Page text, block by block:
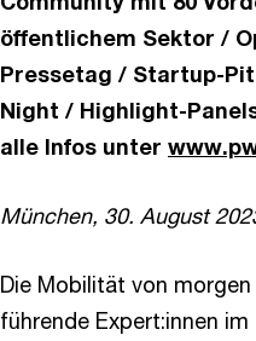
öffentlichem Sektor /
Pressetag / Startup-
Night / Highlight-
alle Infos unter
München, 30. August
Die Mobilität von
führende Expert:innen